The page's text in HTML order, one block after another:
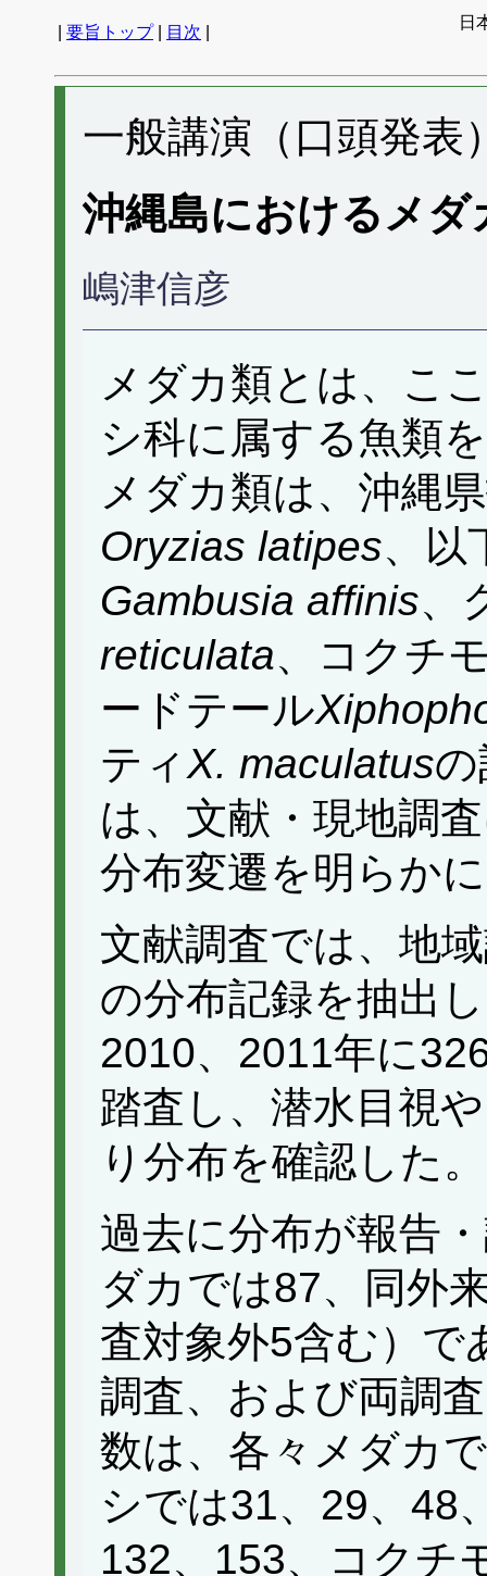
要旨トップ| 目次
日
一般講演（口頭発表
沖縄島におけるメダ
嶋津信彦
メダカ類とは、こ
シ科に属する魚類
メダカ類は、沖縄
Oryzias latipes、以
Gambusia affinis、
reticulata、コクチ
ードテール
ティX. maculatus
は、文献・現地調
分布変遷を明らか
文献調査では、地
の分布記録を抽出
2010、2011年に
踏査し、潜水目視
り分布を確認した。
過去に分布が報告
ダカでは87、同外
査対象外5含む）で
調査、および両調
数は、各々メダカ
シでは31、29、48
132、153、コクチ